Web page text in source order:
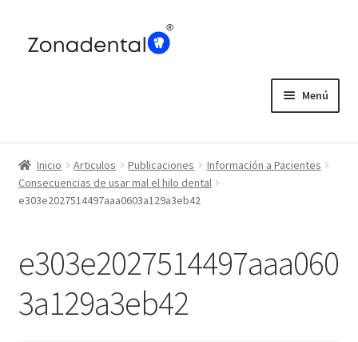
Menú
Blog
Inicio Articulos Publicaciones
Información a Pacientes
Consecuencias de usar mal el hilo dental
e303e2027514497aaa0603a129a3eb42
e303e2027514497aaa060
3a129a3eb42